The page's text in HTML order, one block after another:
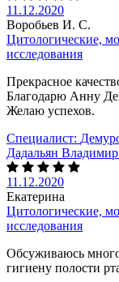
11.12.2020
Воробьев И. С.
Цитологические,
исследования
Прекрасное
Благодарю Анну
Желаю успехов.
Специалист:
Дадальян
11.12.2020
Екатерина
Цитологические,
исследования
Обсуживаюсь
гигиену полости